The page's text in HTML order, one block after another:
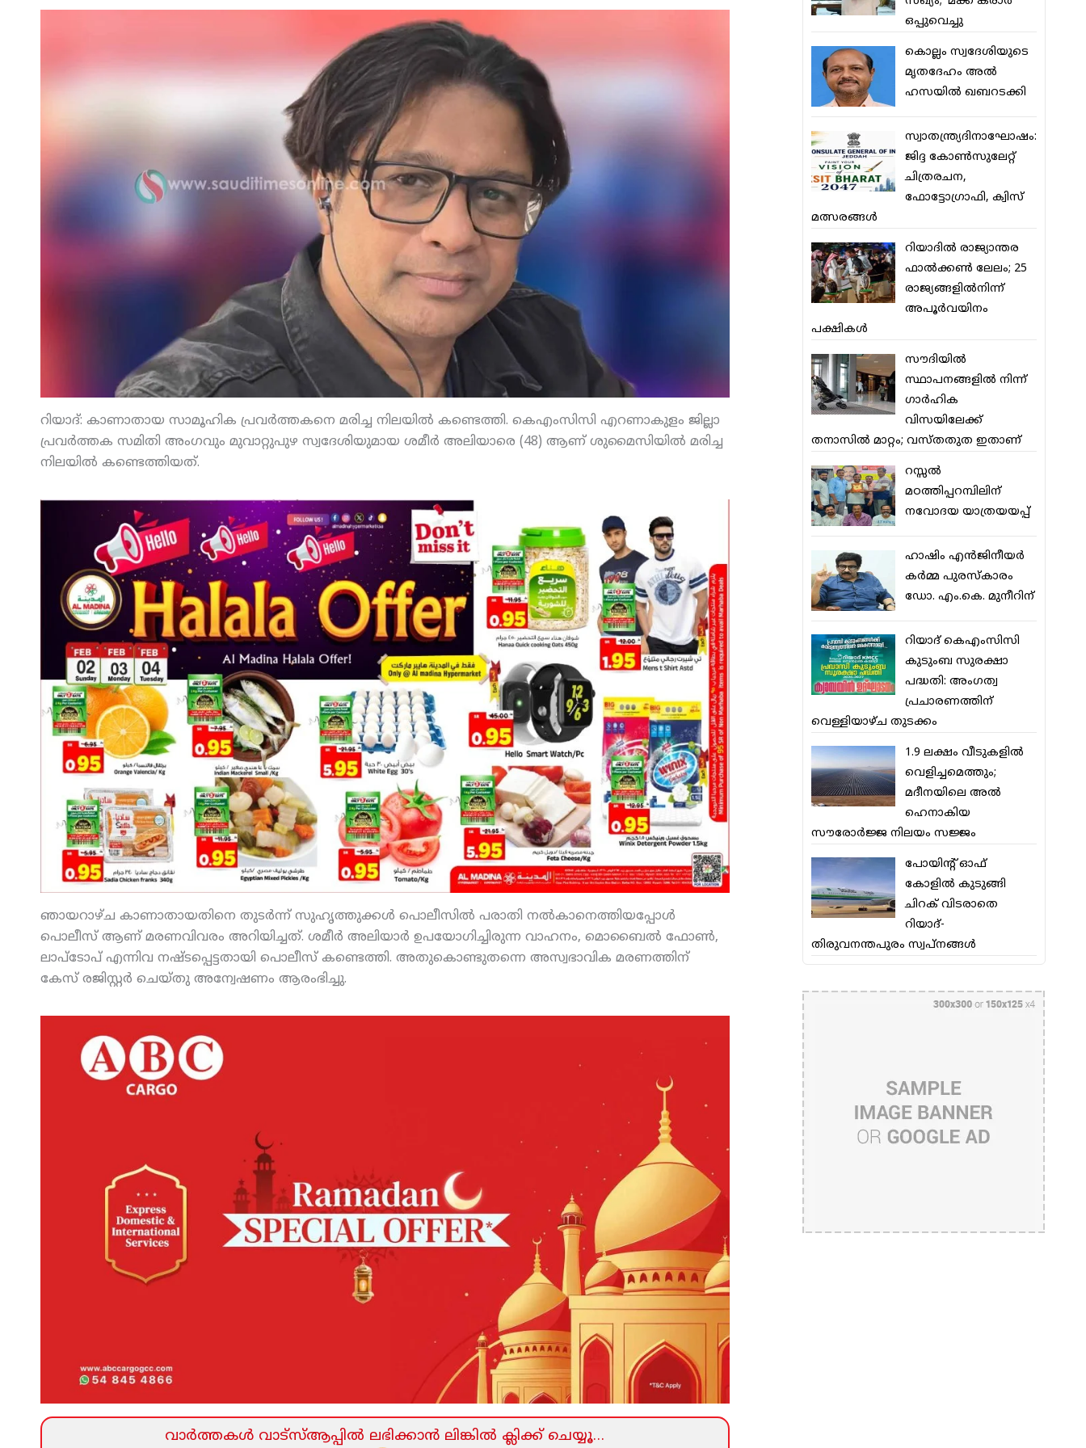
റിയാദ്: കാണാതായ സാമൂഹിക പ്രവര്‍ത്തകനെ മരിച്ച നിലയില്‍ കണ്ടെത്തി. കെഎംസിസി എറണാകുളം ജില്ലാ
പ്രവര്‍ത്തക സമിതി അംഗവും മുവാറ്റുപുഴ സ്വദേശിയുമായ ശമീര്‍ അലിയാരെ (48) ആണ് ശുമൈസിയില്‍ മരിച്ച
നിലയില്‍ കണ്ടെത്തിയത്.
ഞായറാഴ്ച കാണാതായതിനെ തുടര്‍ന്ന് സുഹൃത്തുക്കള്‍ പൊലീസില്‍ പരാതി നല്‍കാനെത്തിയപ്പോള്‍
പൊലീസ് ആണ് മരണവിവരം അറിയിച്ചത്. ശമീര്‍ അലിയാര്‍ ഉപയോഗിച്ചിരുന്ന വാഹനം, മൊബൈല്‍ ഫോണ്‍,
ലാപ്‌ടോപ് എന്നിവ നഷ്ടപ്പെട്ടതായി പൊലീസ് കണ്ടെത്തി. അതുകൊണ്ടുതന്നെ അസ്വഭാവിക മരണത്തിന്
കേസ് രജിസ്റ്റര്‍ ചെയ്തു അന്വേഷണം ആരംഭിച്ചു.
വാര്‍ത്തകള്‍ വാട്‌സ്‌ആപ്പില്‍ ലഭിക്കാന്‍ ലിങ്കില്‍ ക്ലിക്ക്‌ ചെയ്യൂ…
ഒപ്പുവെച്ചു
കൊല്ലം സ്വദേശിയുടെ
മൃതദേഹം അല്‍
ഹസയില്‍ ഖബറടക്കി
സ്വാതന്ത്ര്യദിനാഘോഷം:
ജിദ്ദ കോണ്‍സുലേറ്റ്
ചിത്രരചന,
ഫോട്ടോഗ്രാഫി, ക്വിസ്
മത്സരങ്ങള്‍
റിയാദില്‍ രാജ്യാന്തര
ഫാല്‍ക്കണ്‍ ലേലം; 25
രാജ്യങ്ങളില്‍നിന്ന്
അപൂര്‍വയിനം
പക്ഷികള്‍
സൗദിയില്‍
സ്ഥാപനങ്ങളില്‍ നിന്ന്
ഗാര്‍ഹിക
വിസയിലേക്ക്
തനാസില്‍ മാറ്റം; വസ്തതുത ഇതാണ്
റസ്സല്‍
മഠത്തിപ്പറമ്പിലിന്
നവോദയ യാത്രയയപ്പ്
ഹാഷിം എന്‍ജിനീയര്‍
കര്‍മ്മ പുരസ്‌കാരം
ഡോ. എം.കെ. മുനീറിന്
റിയാദ് കെഎംസിസി
കുടുംബ സുരക്ഷാ
പദ്ധതി: അംഗത്വ
പ്രചാരണത്തിന്
വെള്ളിയാഴ്ച തുടക്കം
1.9 ലക്ഷം വീടുകളില്‍
വെളിച്ചമെത്തും;
മദീനയിലെ അല്‍
ഹെനാകിയ
സൗരോര്‍ജ്ജ നിലയം സജ്ജം
പോയിന്റ് ഓഫ്
കോളില്‍ കുടുങ്ങി
ചിറക് വിടരാതെ
റിയാദ്-
തിരുവനന്തപുരം സ്വപ്നങ്ങള്‍